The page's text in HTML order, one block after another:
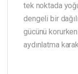
tek noktada
dengeli bir
gücünü
aydınlatma